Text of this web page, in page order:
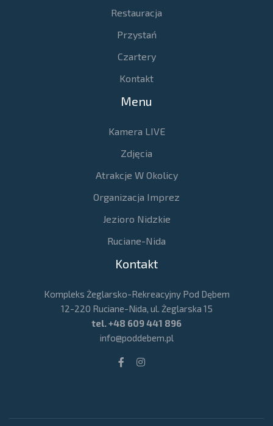
Restauracja
Przystań
Czartery
Kontakt
Menu
Kamera LIVE
Zdjęcia
Atrakcje W Okolicy
Organizacja Imprez
Jezioro Nidzkie
Ruciane-Nida
Kontakt
Kompleks Żeglarsko-Rekreacyjny Pod Dębem
12-220 Ruciane-Nida, ul. Żeglarska 15
tel.+48 609 441 896
info@poddebem.pl